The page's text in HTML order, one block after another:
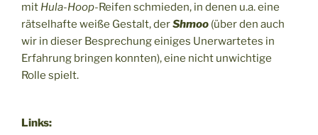
mit Hula-Hoop-Reifen schmieden, in denen u.a. eine
rätselhafte weiße Gestalt, derShmoo (über den auch
wir in dieser Besprechung einiges Unerwartetes in
Erfahrung bringen konnten), eine nicht unwichtige
Rolle spielt.
Links: